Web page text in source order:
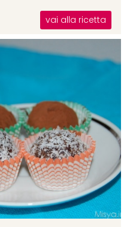
vai alla ricetta